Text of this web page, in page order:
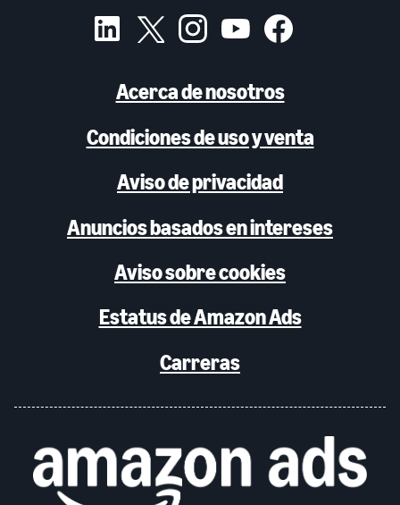
Acerca de nosotros
Condiciones de uso y venta
Aviso de privacidad
Anuncios basados en intereses
Aviso sobre cookies
Estatus de Amazon Ads
Carreras